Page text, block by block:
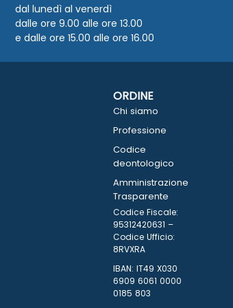
dal lunedì al venerdì
dalle ore 9.00 alle ore 13.00
e dalle ore 15.00 alle ore 16.00
ORDINE
Chi siamo
Professione
Codice
deontologico
Amministrazione
Trasparente
Codice Fiscale:
95312420631 –
Codice Ufficio:
8RVXRA
IBAN: IT49 X030
6909 6061 0000
0185 803